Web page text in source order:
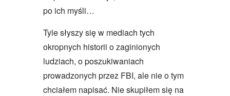
po ich myśli…
Tyle słyszy się w mediach tych
okropnych historii o zaginionych
ludziach, o poszukiwaniach
prowadzonych przez FBI, ale nie o tym
chciałem napisać. Nie skupiłem się na